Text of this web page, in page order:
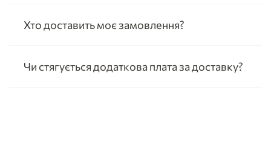
Хто доставить моє замовлення?
Чи стягується додаткова плата за доставку?